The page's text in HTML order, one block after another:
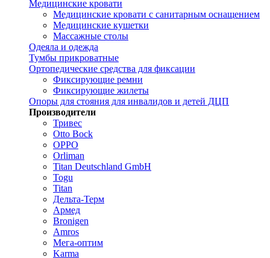
Медицинские кровати
Медицинские кровати с санитарным оснащением
Медицинские кушетки
Массажные столы
Одеяла и одежда
Тумбы прикроватные
Ортопедические средства для фиксации
Фиксирующие ремни
Фиксирующие жилеты
Опоры для стояния для инвалидов и детей ДЦП
Производители
Тривес
Otto Bock
OPPO
Orliman
Titan Deutschland GmbH
Togu
Titan
Дельта-Терм
Армед
Bronigen
Amros
Мега-оптим
Karma